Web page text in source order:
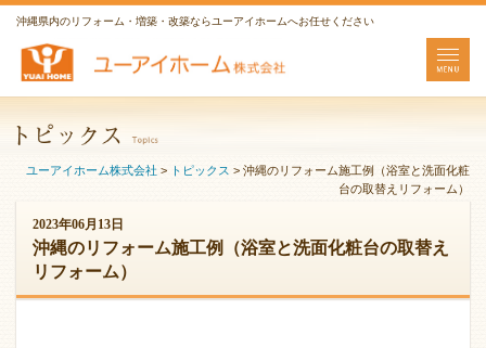
沖縄県内のリフォーム・増築・改築ならユーアイホームへお任せください
ユーアイホーム株式会社 > トピックス > 沖縄のリフォーム施工例（浴室と洗面化粧
台の取替えリフォーム）
2023年06月13日
沖縄のリフォーム施工例（浴室と洗面化粧台の取替え
リフォーム）